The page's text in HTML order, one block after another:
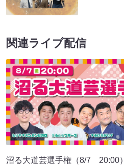
関連ライブ配信
沼る大道芸選手権（8/7 20:00）